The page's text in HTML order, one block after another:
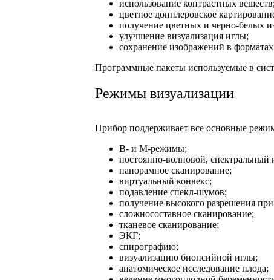
использование контрастных веществ;
цветное допплеровское
получение цветных и черно-белых
улучшение визуализация иглы;
сохранение изображений в
Программные пакеты используемые в
Режимы визуализации
Прибор поддерживает все основные
В- и М-режимы;
постоянно-волновой,
панорамное сканирование;
виртуальный конвекс;
подавление спекл-шумов;
получение высокого разрешения
сложносоставное сканирование;
тканевое сканирование;
ЭКГ;
спирографию;
визуализацию биопсийной иглы;
анатомическое исследование плода;